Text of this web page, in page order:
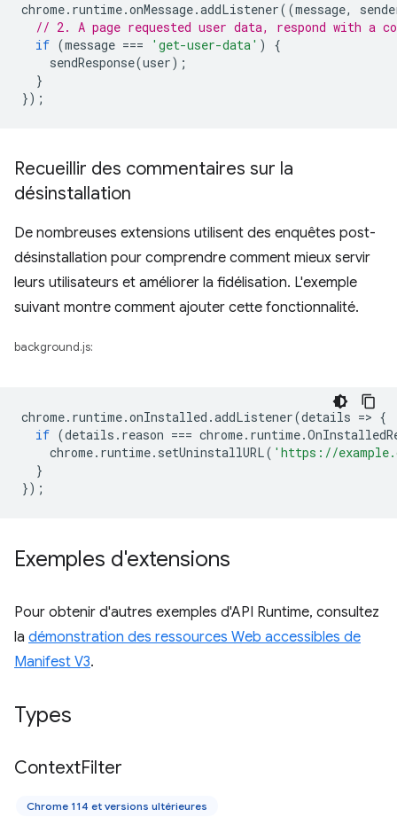
chrome. runtime.onMessage.addListener((message,
// 2. A page requested user data, respond with a
if (message === 'get-user-data' )
{
sendResponse(user);
}
});
Recueillir des commentaires sur la
désinstallation
De nombreuses extensions utilisent des enquêtes post-
désinstallation pour comprendre comment mieux servir
leurs utilisateurs et améliorer la fidélisation. L'exemple
suivant montre comment ajouter cette fonctionnalité.
background.js:
chrome. runtime.onInstalled .addListener(details => {
if (details . reason === chrome. runtime.
chrome. runtime. setUninstallURL( 'https://
}
});
Exemples d'extensions
Pour obtenir d'autres exemples d'API Runtime, consultez
la démonstration des ressources Web accessibles de
Manifest V3.
Types
ContextFilter
Chrome 114 et versions ultérieures